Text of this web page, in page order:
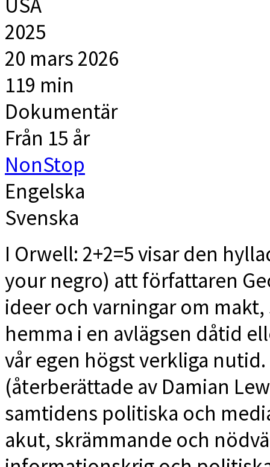
USA
2025
20 mars 2026
119 min
Dokumentär
Från 15 år
NonStop
Engelska
Svenska
I Orwell: 2+2=5 visar den
your negro) att författaren
ideer och varningar om
hemma i en avlägsen dåtid
vår egen högst verkliga
(återberättade av Damian
samtidens politiska och
akut, skrämmande och